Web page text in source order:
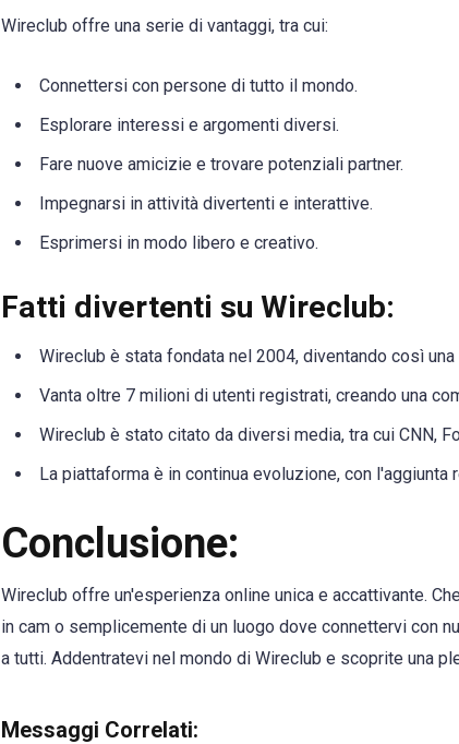
Wireclub offre una serie di vantaggi, tra cui:
Connettersi con persone di tutto il mondo.
Esplorare interessi e argomenti diversi.
Fare nuove amicizie e trovare potenziali partner.
Impegnarsi in attività divertenti e interattive.
Esprimersi in modo libero e creativo.
Fatti divertenti su Wireclub:
Wireclub è stata fondata nel 2004, diventando così
Vanta oltre 7 milioni di utenti registrati, creando una
Wireclub è stato citato da diversi media, tra cui CNN,
La piattaforma è in continua evoluzione, con
Conclusione:
Wireclub offre un'esperienza online unica e accattivante.
in cam o semplicemente di un luogo dove connettervi con
a tutti. Addentratevi nel mondo di Wireclub e scoprite una
Messaggi Correlati: